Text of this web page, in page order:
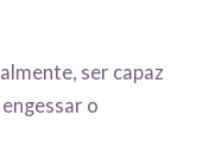
ser capaz
o